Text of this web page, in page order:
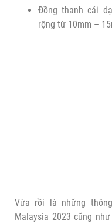
Đồng thanh cái
rộng từ 10mm –
Vừa rồi là những
Malaysia 2023 cũng